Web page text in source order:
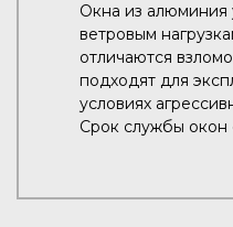
Окна из алюминия
ветровым
отличаются
подходят для
условиях
Срок службы